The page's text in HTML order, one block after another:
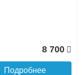
8 700
Подробнее